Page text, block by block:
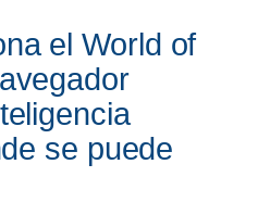
el World of
se puede